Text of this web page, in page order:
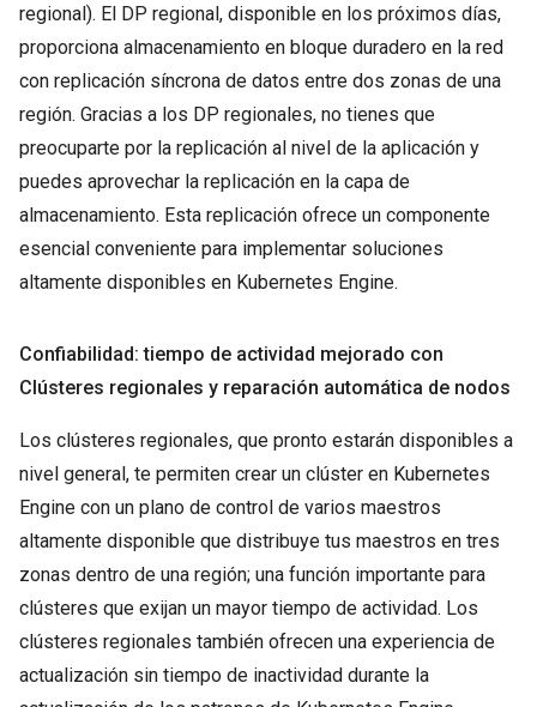
regional). El DP regional, disponible en los próximos días,
proporciona almacenamiento en bloque duradero en la red
con replicación síncrona de datos entre dos zonas de una
región. Gracias a los DP regionales, no tienes que
preocuparte por la replicación al nivel de la aplicación y
puedes aprovechar la replicación en la capa de
almacenamiento. Esta replicación ofrece un componente
esencial conveniente para implementar soluciones
altamente disponibles en Kubernetes Engine.
Confiabilidad: tiempo de actividad mejorado con
Clústeres regionales y reparación automática de nodos
Los clústeres regionales, que pronto estarán disponibles a
nivel general, te permiten crear un clúster en Kubernetes
Engine con un plano de control de varios maestros
altamente disponible que distribuye tus maestros en tres
zonas dentro de una región; una función importante para
clústeres que exijan un mayor tiempo de actividad. Los
clústeres regionales también ofrecen una experiencia de
actualización sin tiempo de inactividad durante la